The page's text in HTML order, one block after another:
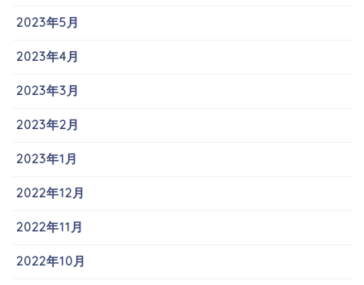
2023年5月
2023年4月
2023年3月
2023年2月
2023年1月
2022年12月
2022年11月
2022年10月